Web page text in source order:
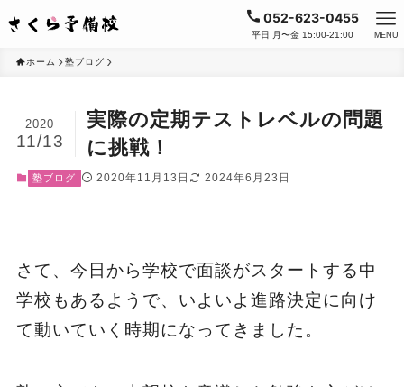
052-623-0455
平日 月〜金 15:00-21:00 MENU
ホーム 塾ブログ
実際の定期テストレベルの問題
に挑戦！
2020
11/13
塾ブログ 2020年11月13日 2024年6月23日
さて、今日から学校で面談がスタートする中
学校もあるようで、いよいよ進路決定に向け
て動いていく時期になってきました。